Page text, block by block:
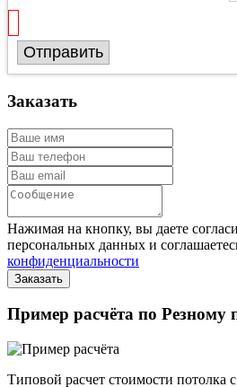
Отправить
Заказать
Нажимая на кнопку, вы даете
персональных данных и
конфиденциальности
Пример расчёта по Резному
Типовой расчет стоимости потолка